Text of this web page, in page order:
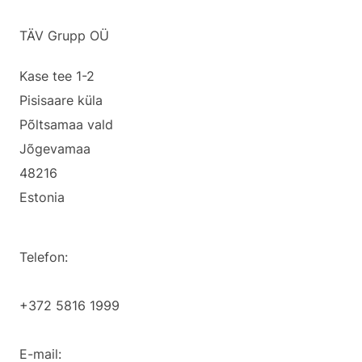
TÄV Grupp OÜ
Kase tee 1-2
Pisisaare küla
Põltsamaa vald
Jõgevamaa
48216
Estonia
Telefon:
+372 5816 1999
E-mail: